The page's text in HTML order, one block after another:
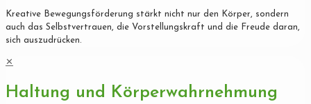
Kreative Bewegungsförderung stärkt nicht nur den Körper, sondern
auch das Selbstvertrauen, die Vorstellungskraft und die Freude daran,
sich auszudrücken.
✕
Haltung und Körperwahrnehmung